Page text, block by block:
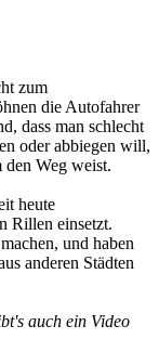
zum
die Autofahrer
dass man schlecht
oder abbiegen will,
den Weg weist.
heute
Rillen einsetzt.
und haben
anderen Städten
auch ein Video